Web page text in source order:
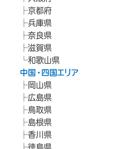
京都府
兵庫県
奈良県
滋賀県
和歌山県
中国・四国エリア
岡山県
広島県
鳥取県
島根県
香川県
徳島県